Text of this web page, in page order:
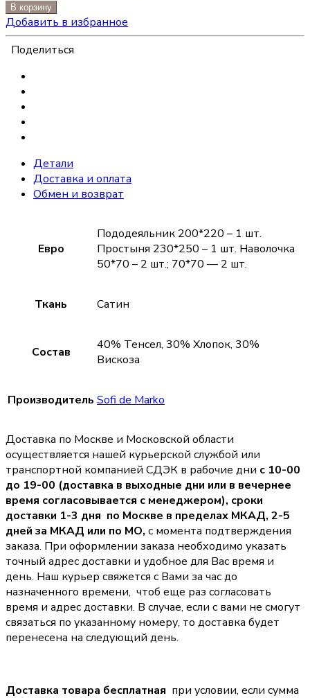
В корзину
Добавить в избранное
Поделиться
Детали
Доставка и оплата
Обмен и возврат
Евро
Пододеяльник 200*220 – 1 шт.
Простыня 230*250 – 1 шт. Наволочка
50*70 – 2 шт.; 70*70 — 2 шт.
Ткань Сатин
Состав
40% Тенсел, 30% Хлопок, 30%
Вискоза
Производитель Sofi de Marko
Доставка по Москве и Московской области
осуществляется нашей курьерской службой или
транспортной компанией СДЭК в рабочие дни с 10-00
до 19-00 (доставка в выходные дни или в вечернее
время согласовывается с менеджером), сроки
доставки 1-3 дня по Москве в пределах МКАД, 2-5
дней за МКАД или по МО, с момента подтверждения
заказа. При оформлении заказа необходимо указать
точный адрес доставки и удобное для Вас время и
день. Наш курьер свяжется с Вами за час до
назначенного времени, чтоб еще раз согласовать
время и адрес доставки. В случае, если с вами не смогут
связаться по указанному номеру, то доставка будет
перенесена на следующий день.
Доставка товара бесплатная при условии, если сумма